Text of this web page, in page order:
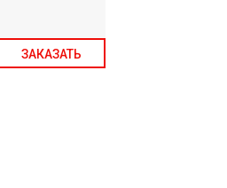
ЗАКАЗАТЬ